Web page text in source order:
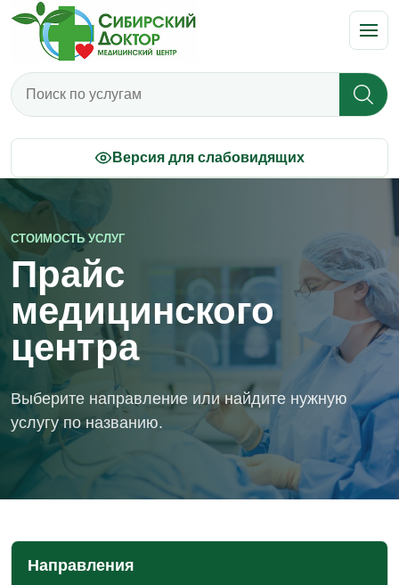
Поиск по прайсу
Версия для слабовидящих
СТОИМОСТЬ УСЛУГ
Прайс
медицинского
центра
Выберите направление или найдите нужную
услугу по названию.
Направления